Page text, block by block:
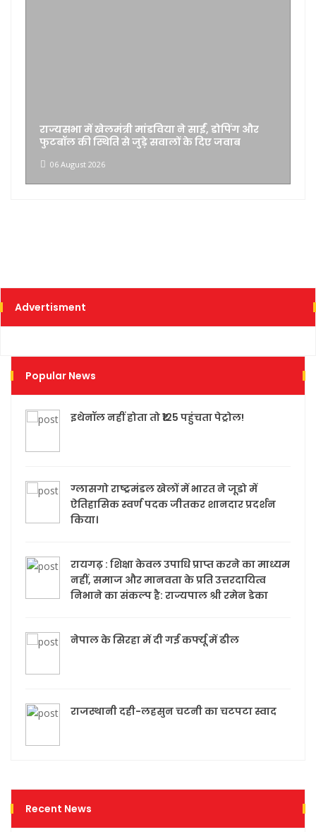
डोपिंग और
जवाब
महिला क्रिकेट: भारत-दक्षिण अफ्रीका दौरे
टी-20 मैच भी जोड़े गए
Advertisment
Popular News
इथेनॉल नहीं होता तो ₹125 पहुंचता पेट्रोल!
ग्लासगो राष्ट्रमंडल खेलों में भारत ने जूडो में
ऐतिहासिक स्वर्ण पदक जीतकर शानदार प्रदर्शन
किया।
रायगढ़ : शिक्षा केवल उपाधि प्राप्त करने का माध्यम
नहीं, समाज और मानवता के प्रति उत्तरदायित्व
निभाने का संकल्प है: राज्यपाल श्री रमेन डेका
नेपाल के सिरहा में दी गई कर्फ्यू में ढील
राजस्थानी दही-लहसुन चटनी का चटपटा स्वाद
Recent News